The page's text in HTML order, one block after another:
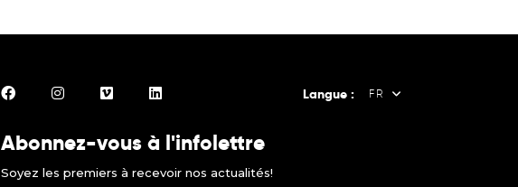
Langue : FR
Abonnez-vous à l'infolettre
Soyez les premiers à recevoir nos actualités!